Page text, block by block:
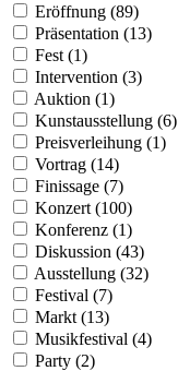
Eröffnung (89)
Präsentation (13)
Fest (1)
Intervention (3)
Auktion (1)
Kunstausstellung (6)
Preisverleihung (1)
Vortrag (14)
Finissage (7)
Konzert (100)
Konferenz (1)
Diskussion (43)
Ausstellung (32)
Festival (7)
Markt (13)
Musikfestival (4)
Party (2)